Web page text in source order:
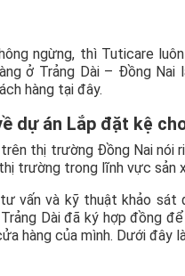
ngừng, thì Tuticare
ở Trảng Dài – Đồng
hàng tại đây.
dự án Lắp đặt kệ
thị trường Đồng Nai nói
trường trong lĩnh vực sản
vấn và kỹ thuật khảo
Dài đã ký hợp đồng
hàng của mình. Dưới đây